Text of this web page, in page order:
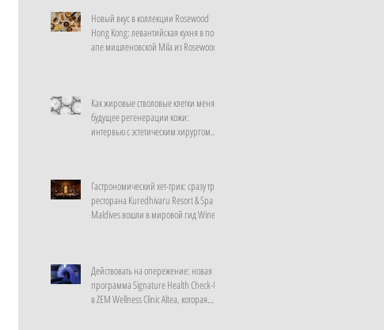
Новый вкус в коллекции Rosewood
Hong Kong: левантийская кухня в поп-
апе мишленовской Mila из Rosewood
Как жировые стволовые клетки меняют
будущее регенерации кожи:
интервью с эстетическим хирургом
Гастрономический хет-трик: сразу три
ресторана Kuredhivaru Resort & Spa
Maldives вошли в мировой гид Wine
Действовать на опережение: новая
программа Signature Health Check-Up
в ZEM Wellness Clinic Altea, которая